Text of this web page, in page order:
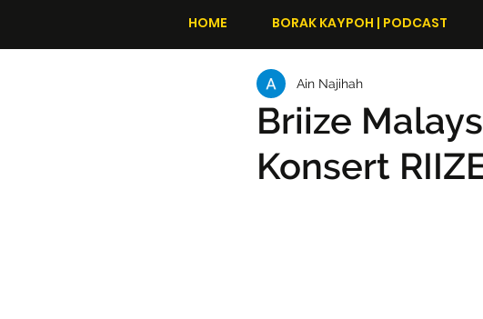
HOME BORAK KAYPOH | PODCAST
Briize
Konsert
Ain Najihah